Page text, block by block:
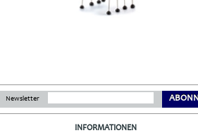
Newsletter
INFORMATIONEN